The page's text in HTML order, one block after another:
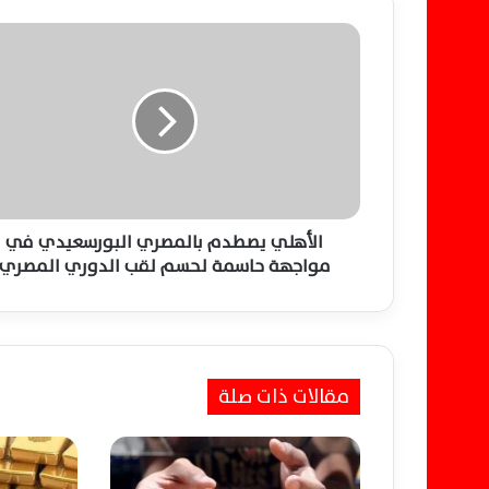
ا
ط
ا
ص
ا
ل
الأهلي يصطدم بالمصري البورسعيدي في
مواجهة حاسمة لحسم لقب الدوري المصري
مقالات ذات صلة